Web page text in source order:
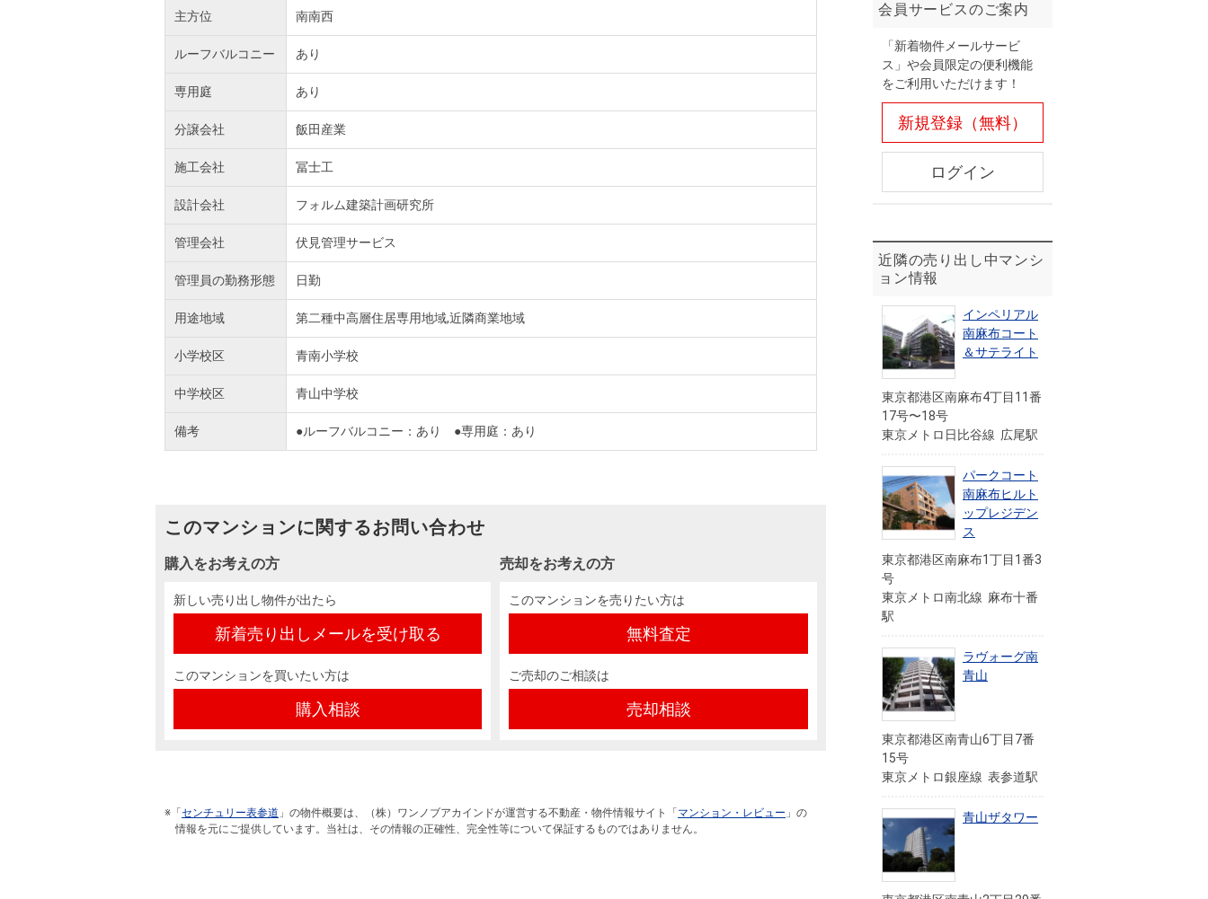
主方位 南南西
ルーフバルコニー あり
専用庭 あり
分譲会社 飯田産業
施工会社 冨士工
設計会社 フォルム建築計画研究所
管理会社 伏見管理サービス
管理員の勤務形態 日勤
用途地域 第二種中高層住居専用地域,近隣商業地域
小学校区 青南小学校
中学校区 青山中学校
備考 ●ルーフバルコニー：あり ●専用庭：あり
このマンションに関するお問い合わせ
購入をお考えの方
新しい売り出し物件が出たら
新着売り出しメールを受け取る
このマンションを買いたい方は
購入相談
売却をお考えの方
このマンションを売りたい方は
無料査定
ご売却のご相談は
売却相談
※「 センチュリー表参道 」の物件概要は、（株）ワンノブアカインドが運営する不動産・物件情報サイト「 マンション・レビュー 」の
情報を元にご提供しています。当社は、その情報の正確性、完全性等について保証するものではありません。
会員サービスのご案内
「新着物件メールサービ
ス」や会員限定の便利機能
をご利用いただけます！
新規登録（無料）
ログイン
近隣の売り出し中マンシ
ョン情報
インペリアル
南麻布コート
＆サテライト
東京都港区南麻布4丁目11番
17号〜18号
東京メトロ日比谷線 広尾駅
パークコート
南麻布ヒルト
ップレジデン
ス
東京都港区南麻布1丁目1番3
号
東京メトロ南北線 麻布十番
駅
ラヴォーグ南
青山
東京都港区南青山6丁目7番
15号
東京メトロ銀座線 表参道駅
青山ザタワー